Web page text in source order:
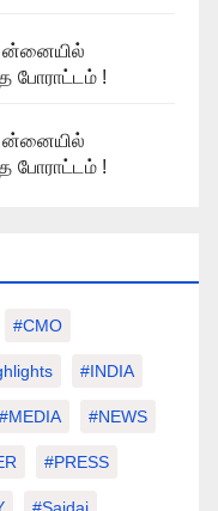
போராட்டம் !
போராட்டம் !
#CMO
#INDIA
#MEDIA #NEWS
#PRESS